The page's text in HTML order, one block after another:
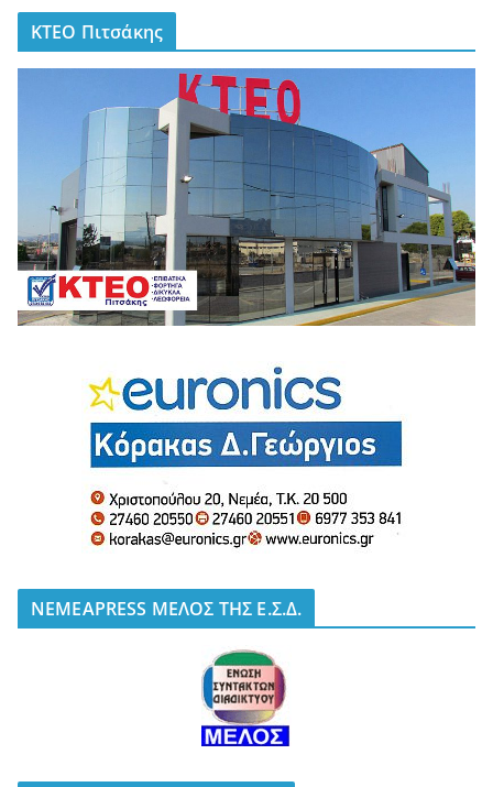
ΚΤΕΟ Πιτσάκης
NEMEAPRESS ΜΕΛΟΣ ΤΗΣ Ε.Σ.Δ.